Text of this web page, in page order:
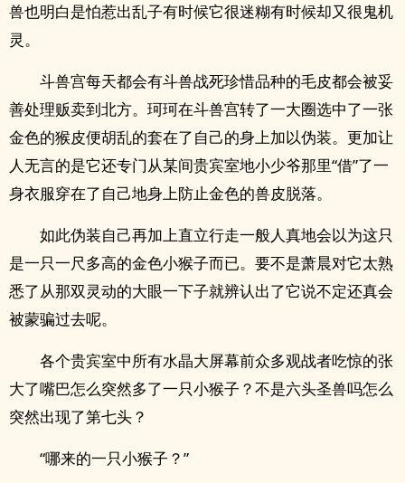
兽也明白是怕惹出乱子有时候它很迷糊有时候却又很鬼机
灵。
斗兽宫每天都会有斗兽战死珍惜品种的毛皮都会被妥
善处理贩卖到北方。珂珂在斗兽宫转了一大圈选中了一张
金色的猴皮便胡乱的套在了自己的身上加以伪装。更加让
人无言的是它还专门从某间贵宾室地小少爷那里“借”了一
身衣服穿在了自己地身上防止金色的兽皮脱落。
如此伪装自己再加上直立行走一般人真地会以为这只
是一只一尺多高的金色小猴子而已。要不是萧晨对它太熟
悉了从那双灵动的大眼一下子就辨认出了它说不定还真会
被蒙骗过去呢。
各个贵宾室中所有水晶大屏幕前众多观战者吃惊的张
大了嘴巴怎么突然多了一只小猴子？不是六头圣兽吗怎么
突然出现了第七头？
“哪来的一只小猴子？”